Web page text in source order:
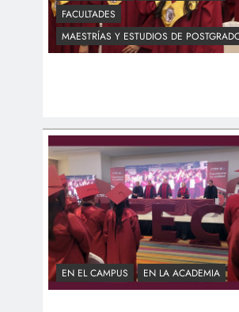
FACULTADES
MAESTRÍAS Y ESTUDIOS DE
EN EL CAMPUS EN LA ACADEMIA